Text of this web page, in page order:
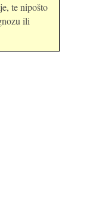
te nipošto
ili